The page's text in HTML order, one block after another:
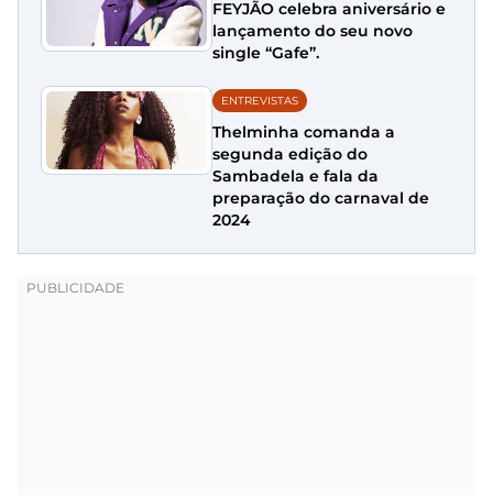
FEYJÃO celebra aniversário e
lançamento do seu novo
single “Gafe”.
ENTREVISTAS
Thelminha comanda a
segunda edição do
Sambadela e fala da
preparação do carnaval de
2024